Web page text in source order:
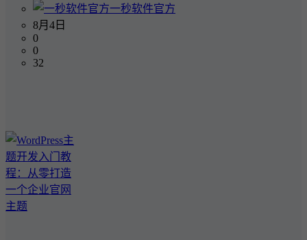
一秒软件官方
8月4日
0
0
32